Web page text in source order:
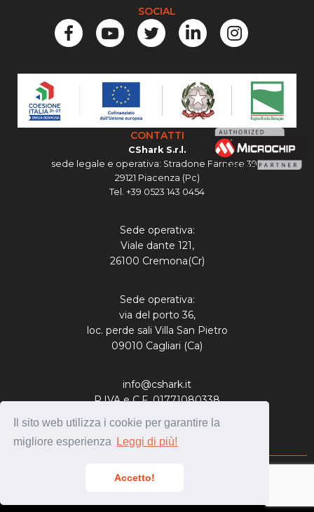
Il sito web utilizza i cookie per garantire la
migliore esperienza
Leggi di più!
Accetto!
SOCIAL
CONTATTI
CShark S.r.l.
sede legale e operativa: Stradone Farnese 39C
29121 Piacenza (Pc)
Tel. +39 0523 143 0454
Sede operativa:
Viale dante 121,
26100 Cremona(Cr)
Sede operativa:
via del porto 36,
loc. perde sali Villa San Pietro
09010 Cagliari (Ca)
info@cshark.it
P.IVA e C.F. 01771080338
R.E.A. 190127
Capitale Sociale: 310.000,00 € i.v.
Copyright © CShark S.r.l. 2020 -